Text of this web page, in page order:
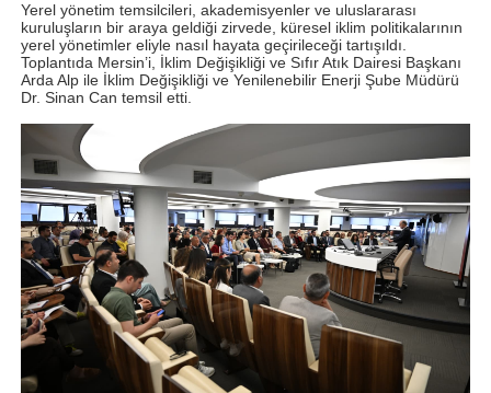
Yerel yönetim temsilcileri, akademisyenler ve uluslararası
kuruluşların bir araya geldiği zirvede, küresel iklim politikalarının
yerel yönetimler eliyle nasıl hayata geçirileceği tartışıldı.
Toplantıda Mersin’i, İklim Değişikliği ve Sıfır Atık Dairesi Başkanı
Arda Alp ile İklim Değişikliği ve Yenilenebilir Enerji Şube Müdürü
Dr. Sinan Can temsil etti.